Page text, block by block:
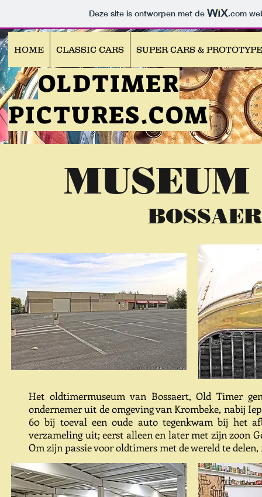
Deze site is ontworpen met de .com
HOME CLASSIC CARS SUPER CARS &
OLDTIMER
PICTURES.COM
Het oldtimermuseum van Bossaert, Old Timer
ondernemer uit de omgeving van Krombeke, nabij
60 bij toeval een oude auto tegenkwam bij het
verzameling uit; eerst alleen en later met zijn zoon
Om zijn passie voor oldtimers met de wereld te